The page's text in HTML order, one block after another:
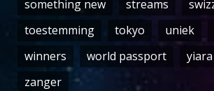
something new
streams
toestemming
tokyo uniek
winners
world passport
zanger